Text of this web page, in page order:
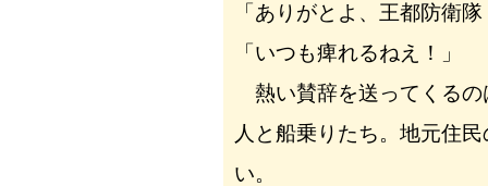
「ありがとよ、王都防衛
「いつも痺れるねえ！」
熱い賛辞を送ってくるの
人と船乗りたち。地元住
い。